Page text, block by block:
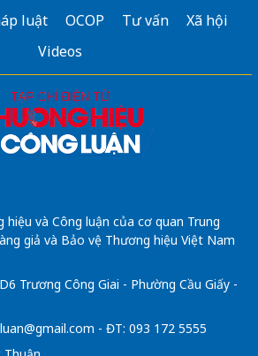
luật
OCOP Tư vấn
Xã hội
Videos
và Công luận của cơ quan Trung
giả và Bảo vệ Thương hiệu Việt Nam
Trương Công Giai - Phường Cầu Giấy -
- ĐT: 093 172 5555